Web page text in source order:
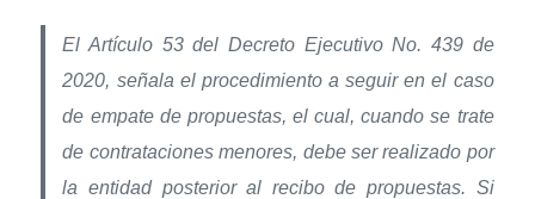
El Artículo 53 del Decreto Ejecutivo No. 439 de
2020, señala el procedimiento a seguir en el caso
de empate de propuestas, el cual, cuando se trate
de contrataciones menores, debe ser realizado por
la entidad posterior al recibo de propuestas. Si